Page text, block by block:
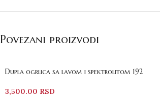
Povezani proizvodi
Dupla ogrlica sa lavom i spektrolitom 192
3,500.00 RSD